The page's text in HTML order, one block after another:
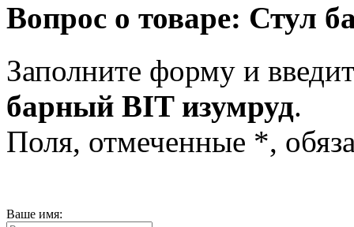
Вопрос о товаре: Стул
Заполните форму и
барный BIT изумруд.
Поля, отмеченные *,
Ваше имя: